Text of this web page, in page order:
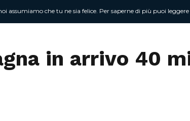
Chi sono Attività Newsletter
in arrivo 40
assumiamo che tu ne sia felice. Per saperne di più puoi